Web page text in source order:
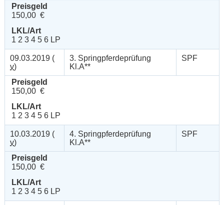
Preisgeld
150,00 €
LKL/Art
1 2 3 4 5 6 LP
09.03.2019 (
v)
3. Springpferdeprüfung
Kl.A**
SPF
Preisgeld
150,00 €
LKL/Art
1 2 3 4 5 6 LP
10.03.2019 (
v)
4. Springpferdeprüfung
Kl.A**
SPF
Preisgeld
150,00 €
LKL/Art
1 2 3 4 5 6 LP